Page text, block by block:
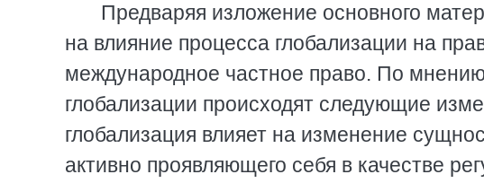
Предваряя изложение основного
на влияние процесса глобализации на
международное частное право. По
глобализации происходят следующие
глобализация влияет на изменение
активно проявляющего себя в качестве